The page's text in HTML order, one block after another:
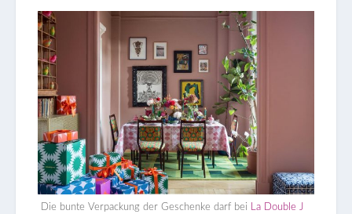
Die bunte Verpackung der Geschenke darf bei La Double J